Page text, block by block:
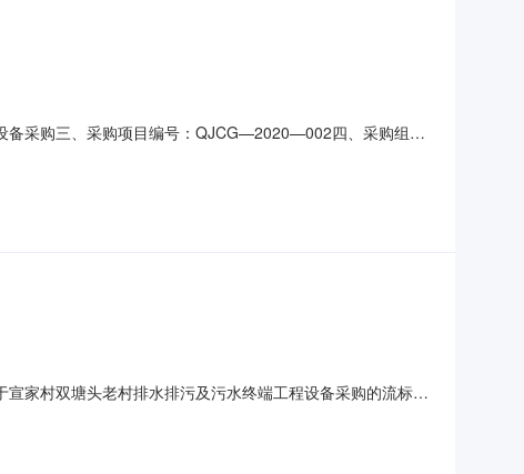
备采购三、采购项目编号：QJCG—2020—002四、采购组织
告期限届满之日（本公告发布之日后第2个工作日）起5个
家村双塘头老村排水排污及污水终端工程设备采购的流标公
，有效供应商不足三家，故作流标处理。八、其它事项本项